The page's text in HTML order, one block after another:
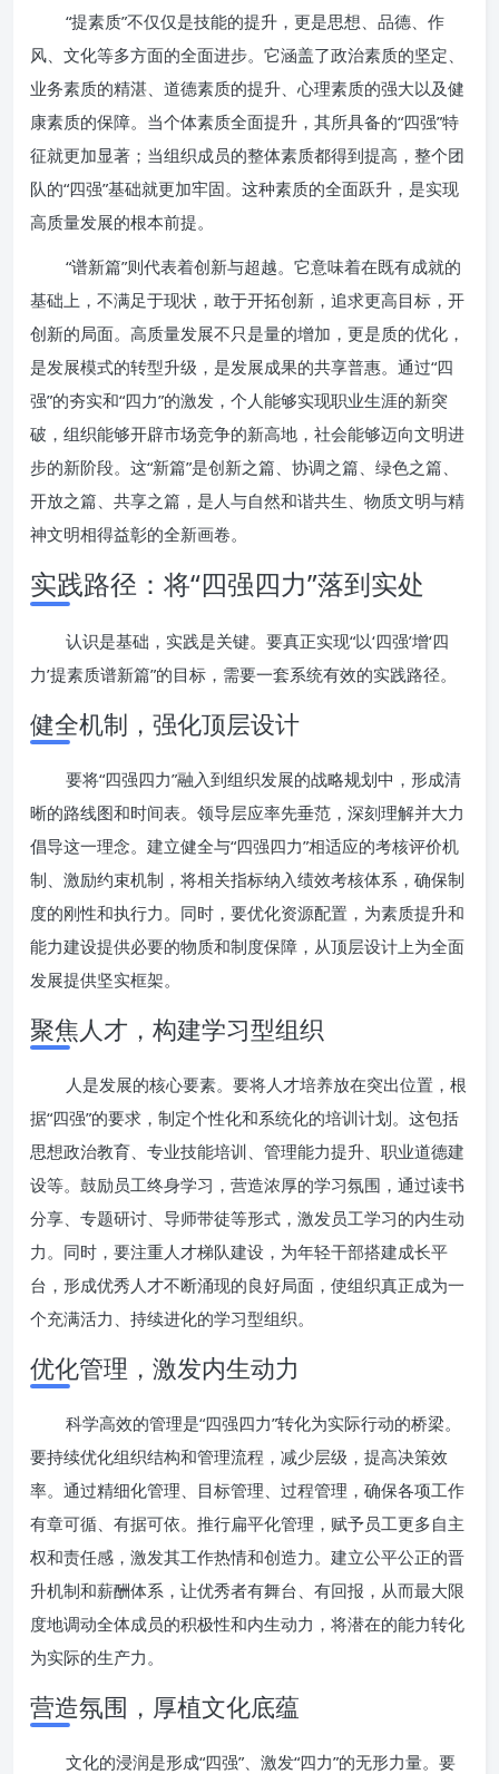
“提素质”不仅仅是技能的提升，更是思想、品德、作
风、文化等多方面的全面进步。它涵盖了政治素质的坚定、
业务素质的精湛、道德素质的提升、心理素质的强大以及健
康素质的保障。当个体素质全面提升，其所具备的“四强”特
征就更加显著；当组织成员的整体素质都得到提高，整个团
队的“四强”基础就更加牢固。这种素质的全面跃升，是实现
高质量发展的根本前提。
“谱新篇”则代表着创新与超越。它意味着在既有成就的
基础上，不满足于现状，敢于开拓创新，追求更高目标，开
创新的局面。高质量发展不只是量的增加，更是质的优化，
是发展模式的转型升级，是发展成果的共享普惠。通过“四
强”的夯实和“四力”的激发，个人能够实现职业生涯的新突
破，组织能够开辟市场竞争的新高地，社会能够迈向文明进
步的新阶段。这“新篇”是创新之篇、协调之篇、绿色之篇、
开放之篇、共享之篇，是人与自然和谐共生、物质文明与精
神文明相得益彰的全新画卷。
实践路径：将“四强四力”落到实处
认识是基础，实践是关键。要真正实现“以‘四强’增‘四
力’提素质谱新篇”的目标，需要一套系统有效的实践路径。
健全机制，强化顶层设计
要将“四强四力”融入到组织发展的战略规划中，形成清
晰的路线图和时间表。领导层应率先垂范，深刻理解并大力
倡导这一理念。建立健全与“四强四力”相适应的考核评价机
制、激励约束机制，将相关指标纳入绩效考核体系，确保制
度的刚性和执行力。同时，要优化资源配置，为素质提升和
能力建设提供必要的物质和制度保障，从顶层设计上为全面
发展提供坚实框架。
聚焦人才，构建学习型组织
人是发展的核心要素。要将人才培养放在突出位置，根
据“四强”的要求，制定个性化和系统化的培训计划。这包括
思想政治教育、专业技能培训、管理能力提升、职业道德建
设等。鼓励员工终身学习，营造浓厚的学习氛围，通过读书
分享、专题研讨、导师带徒等形式，激发员工学习的内生动
力。同时，要注重人才梯队建设，为年轻干部搭建成长平
台，形成优秀人才不断涌现的良好局面，使组织真正成为一
个充满活力、持续进化的学习型组织。
优化管理，激发内生动力
科学高效的管理是“四强四力”转化为实际行动的桥梁。
要持续优化组织结构和管理流程，减少层级，提高决策效
率。通过精细化管理、目标管理、过程管理，确保各项工作
有章可循、有据可依。推行扁平化管理，赋予员工更多自主
权和责任感，激发其工作热情和创造力。建立公平公正的晋
升机制和薪酬体系，让优秀者有舞台、有回报，从而最大限
度地调动全体成员的积极性和内生动力，将潜在的能力转化
为实际的生产力。
营造氛围，厚植文化底蕴
文化的浸润是形成“四强”、激发“四力”的无形力量。要